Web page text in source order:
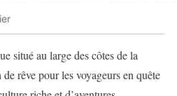
situé au large des côtes de la
rêve pour les voyageurs en quête